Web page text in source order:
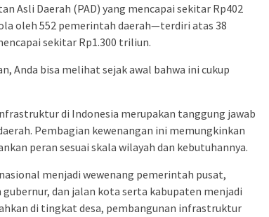
Asli Daerah (PAD) yang mencapai sekitar Rp402
oleh 552 pemerintah daerah—terdiri atas 38
sekitar Rp1.300 triliun.
Anda bisa melihat sejak awal bahwa ini cukup
di Indonesia merupakan tanggung jawab
Pembagian kewenangan ini memungkinkan
peran sesuai skala wilayah dan kebutuhannya.
menjadi wewenang pemerintah pusat,
dan jalan kota serta kabupaten menjadi
di tingkat desa, pembangunan infrastruktur